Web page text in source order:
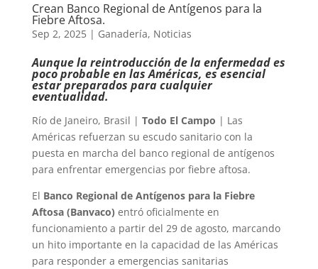
Crean Banco Regional de Antígenos para la
Fiebre Aftosa.
Sep 2, 2025| Ganadería, Noticias
Aunque la reintroducción de la enfermedad es
poco probable en las Américas, es esencial
estar preparados para cualquier
eventualidad.
Río de Janeiro, Brasil | Todo El Campo | Las
Américas refuerzan su escudo sanitario con la
puesta en marcha del banco regional de antígenos
para enfrentar emergencias por fiebre aftosa.
El Banco Regional de Antígenos para la Fiebre
Aftosa (Banvaco) entró oficialmente en
funcionamiento a partir del 29 de agosto, marcando
un hito importante en la capacidad de las Américas
para responder a emergencias sanitarias